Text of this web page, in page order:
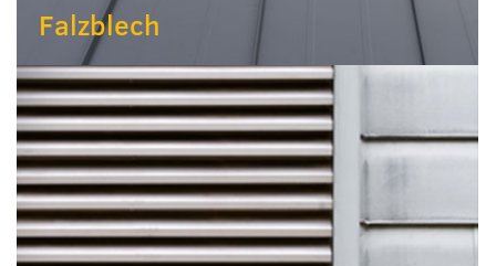
Falzblech